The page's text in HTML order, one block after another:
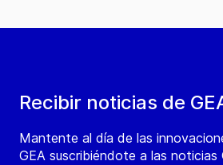
Recibir noticias de
Mantente al día de las
GEA suscribiéndote a las noticias